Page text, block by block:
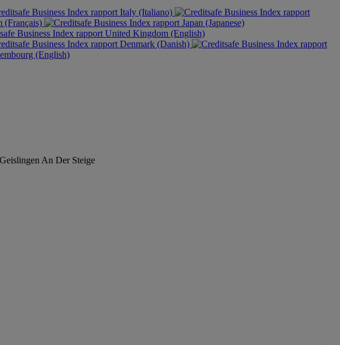
Italy (Italiano)
(Français)
Japan (Japanese)
United Kingdom (English)
Denmark (Danish)
(English)
An Der Steige